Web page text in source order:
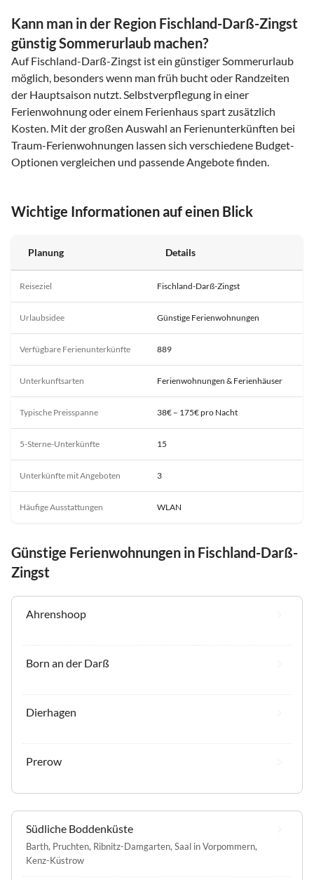
Kann man in der Region Fischland-Darß-Zingst
günstig Sommerurlaub machen?
Auf Fischland-Darß-Zingst ist ein günstiger Sommerurlaub
möglich, besonders wenn man früh bucht oder Randzeiten
der Hauptsaison nutzt. Selbstverpflegung in einer
Ferienwohnung oder einem Ferienhaus spart zusätzlich
Kosten. Mit der großen Auswahl an Ferienunterkünften bei
Traum-Ferienwohnungen lassen sich verschiedene Budget-
Optionen vergleichen und passende Angebote finden.
Wichtige Informationen auf einen Blick
Planung Details
Reiseziel Fischland-Darß-Zingst
Urlaubsidee Günstige Ferienwohnungen
Verfügbare Ferienunterkünfte 889
Unterkunftsarten Ferienwohnungen & Ferienhäuser
Typische Preisspanne 38€ – 175€ pro Nacht
5-Sterne-Unterkünfte 15
Unterkünfte mit Angeboten 3
Häufige Ausstattungen WLAN
Günstige Ferienwohnungen in Fischland-Darß-
Zingst
Ahrenshoop
Born an der Darß
Dierhagen
Prerow
Südliche Boddenküste
Barth, Pruchten, Ribnitz-Damgarten, Saal in Vorpommern,
Kenz-Küstrow